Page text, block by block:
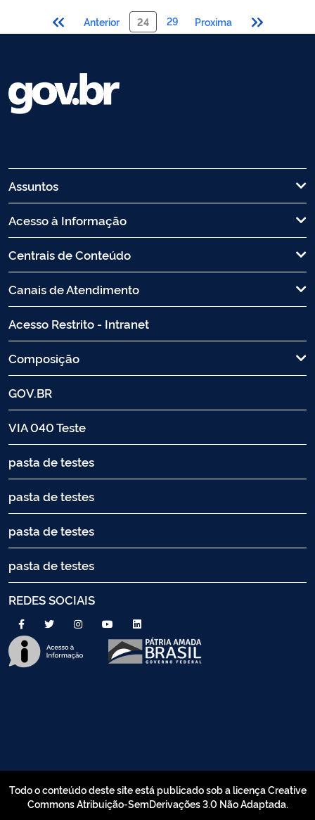
Anterior 24 29 Proxima
Assuntos
Acesso à Informação
Centrais de Conteúdo
Canais de Atendimento
Acesso Restrito - Intranet
Composição
GOV.BR
VIA 040 Teste
pasta de testes
pasta de testes
pasta de testes
pasta de testes
REDES SOCIAIS
Todo o conteúdo deste site está publicado sob a licença Creative
Commons Atribuição-SemDerivações 3.0 Não Adaptada.